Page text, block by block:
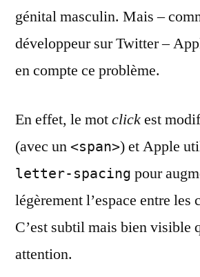
génital masculin. Mais –
développeur sur Twitter –
en compte ce problème.
En effet, le motclickest
(avec un <span>) et Apple
letter-spacing pour
légèrement l’espace entre les
C’est subtil mais bien visible
attention.